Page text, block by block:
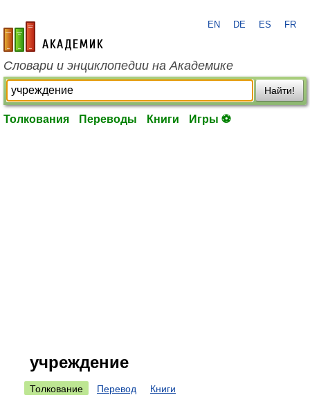
academic.ru
EN DE ES FR
Словари и энциклопедии на Академике
Найти!
Толкования Переводы Книги Игры ⚽
учреждение
Толкование Перевод Книги